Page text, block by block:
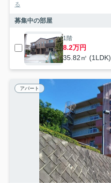
る
募集中の部屋
1階
8.2万円
35.82㎡ (1LDK)
アパート